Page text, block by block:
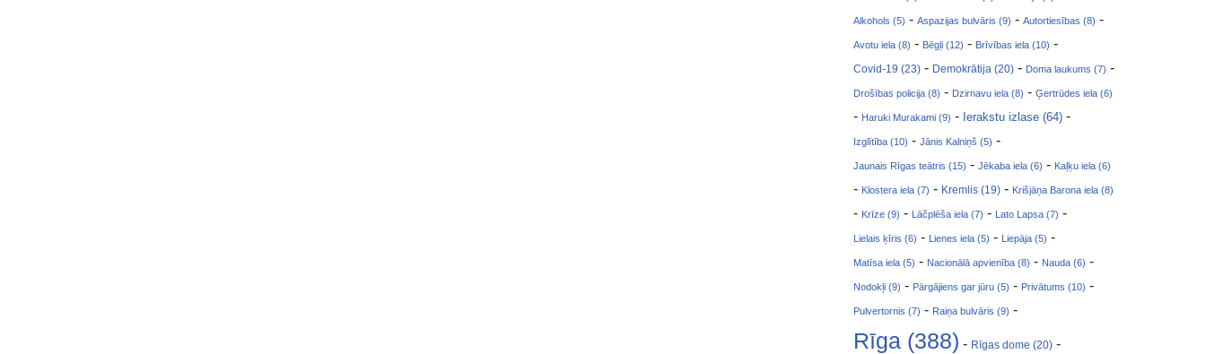
Alkohols (5) - Aspazijas bulvāris (9) - Autortiesības (8) -
Avotu iela (8) - Bēgļi (12) - Brīvības iela (10) -
Covid-19 (23) - Demokrātija (20) - Doma laukums (7) -
Drošības policija (8) - Dzirnavu iela (8) - Ģertrūdes iela (6)
- Haruki Murakami (9) - Ierakstu izlase (64) -
Izglītība (10) - Jānis Kalniņš (5) -
Jaunais Rīgas teātris (15) - Jēkaba iela (6) - Kaļķu iela (6)
- Klostera iela (7) - Kremlis (19) - Krišjāņa Barona iela (8)
- Krīze (9) - Lāčplēša iela (7) - Lato Lapsa (7) -
Lielais ķīris (6) - Lienes iela (5) - Liepāja (5) -
Matīsa iela (5) - Nacionālā apvienība (8) - Nauda (6) -
Nodokļi (9) - Pārgājiens gar jūru (5) - Privātums (10) -
Pulvertornis (7) - Raiņa bulvāris (9) -
Rīga (388) - Rīgas dome (20) -